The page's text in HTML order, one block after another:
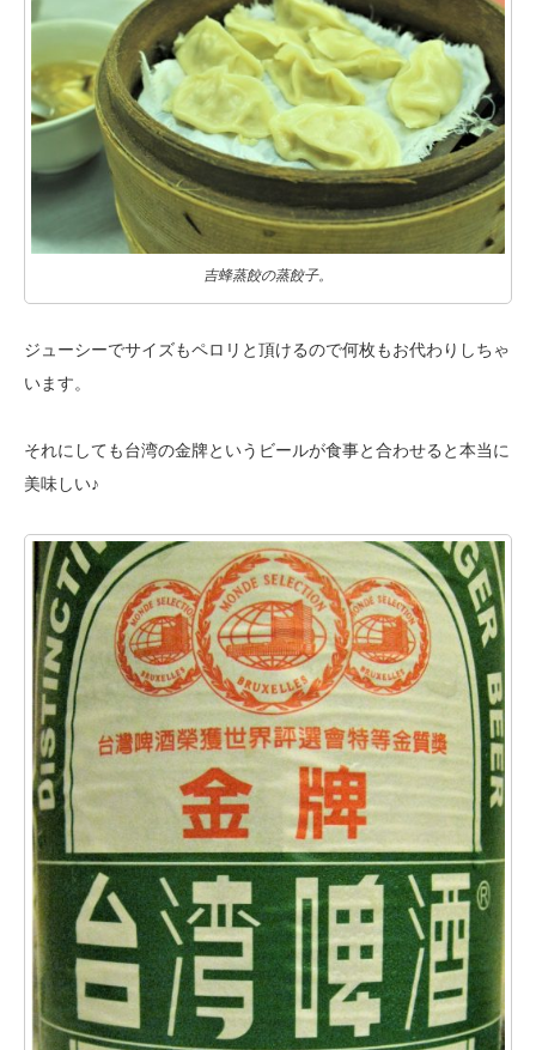
吉蜂蒸餃の蒸餃子。
ジューシーでサイズもペロリと頂けるので何枚もお代わりしちゃ
います。
それにしても台湾の金牌というビールが食事と合わせると本当に
美味しい♪